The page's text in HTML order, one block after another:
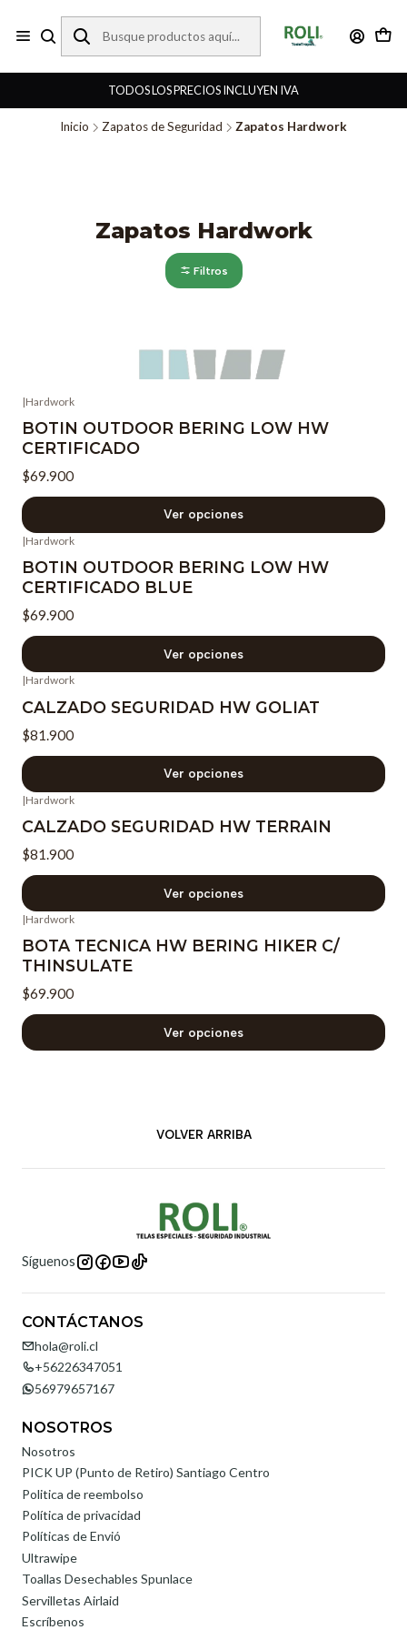
TODOS LOS PRECIOS INCLUYEN IVA
Inicio Zapatos de Seguridad Zapatos Hardwork
Zapatos Hardwork
Filtros
|Hardwork
BOTIN OUTDOOR BERING LOW HW
CERTIFICADO
$69.900
Ver opciones
|Hardwork
BOTIN OUTDOOR BERING LOW HW
CERTIFICADO BLUE
$69.900
Ver opciones
|Hardwork
CALZADO SEGURIDAD HW GOLIAT
$81.900
Ver opciones
|Hardwork
CALZADO SEGURIDAD HW TERRAIN
$81.900
Ver opciones
|Hardwork
BOTA TECNICA HW BERING HIKER C/
THINSULATE
$69.900
Ver opciones
VOLVER ARRIBA
Síguenos
CONTÁCTANOS
hola@roli.cl
+56226347051
56979657167
NOSOTROS
Nosotros
PICK UP (Punto de Retiro) Santiago Centro
Politica de reembolso
Política de privacidad
Políticas de Envió
Ultrawipe
Toallas Desechables Spunlace
Servilletas Airlaid
Escríbenos